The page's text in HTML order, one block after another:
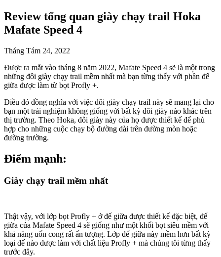
Review tổng quan giày chạy trail Hoka
Mafate Speed 4
Tháng Tám 24, 2022
Được ra mắt vào tháng 8 năm 2022, Mafate Speed 4 sẽ là một trong
những đôi giày chạy trail mềm nhất mà bạn từng thấy với phần đế
giữa được làm từ bọt Profly +.
Điều đó đồng nghĩa với việc đôi giày chạy trail này sẽ mang lại cho
bạn một trải nghiệm không giống với bất kỳ đôi giày nào khác trên
thị trường. Theo Hoka, đôi giày này của họ được thiết kế để phù
hợp cho những cuộc chạy bộ đường dài trên đường mòn hoặc
đường trường.
Điểm mạnh:
Giày chạy trail mềm nhất
Thật vậy, với lớp bọt Profly + ở đế giữa được thiết kế đặc biệt, đế
giữa của Mafate Speed 4 sẽ giống như một khối bọt siêu mềm với
khả năng uốn cong rất ấn tượng. Lớp đế giữa này mềm hơn bất kỳ
loại đế nào được làm với chất liệu Profly + mà chúng tôi từng thấy
trước đây.